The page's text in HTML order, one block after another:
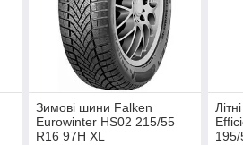
Зимові шини Falken
Eurowinter HS02 215/55
R16 97H XL